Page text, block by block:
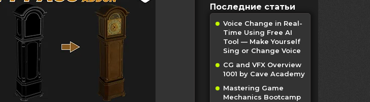
Последние статьи
Voice Change in Real-
Time Using Free AI
Tool — Make Yourself
Sing or Change Voice
CG and VFX Overview
1001 by Cave Academy
Mastering Game
Mechanics Bootcamp